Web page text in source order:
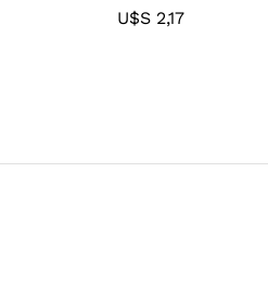
U$S 2,17
U$S 2,17